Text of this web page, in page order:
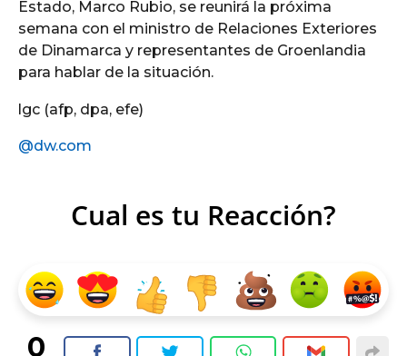
Estado, Marco Rubio, se reunirá la próxima
semana con el ministro de Relaciones Exteriores
de Dinamarca y representantes de Groenlandia
para hablar de la situación.
lgc (afp, dpa, efe)
@dw.com
Cual es tu Reacción?
0